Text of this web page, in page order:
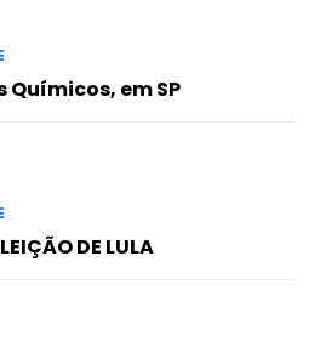
em SP
DE LULA